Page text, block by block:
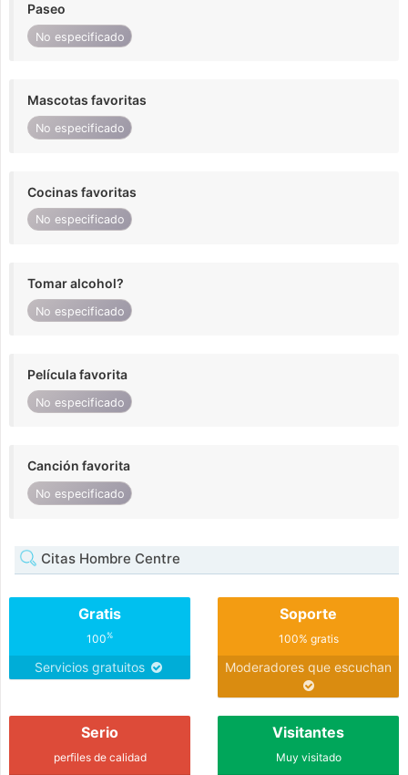
Paseo
No especificado
Mascotas favoritas
No especificado
Cocinas favoritas
No especificado
Tomar alcohol?
No especificado
Película favorita
No especificado
Canción favorita
No especificado
Citas Hombre Centre
Gratis
100%
Servicios gratuitos
Soporte
100% gratis
Moderadores que escuchan
Serio
perfiles de calidad
Visitantes
Muy visitado